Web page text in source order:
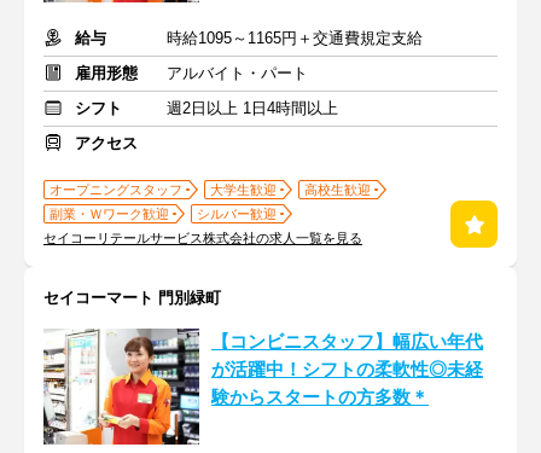
給与
時給1095～1165円＋交通費規定支給
雇用形態
アルバイト・パート
シフト
週2日以上 1日4時間以上
アクセス
オープニングスタッフ 大学生歓迎
高校生歓迎
副業・Ｗワーク歓迎
シルバー歓迎
セイコーリテールサービス株式会社の求人一覧を見る
セイコーマート 門別緑町
【コンビニスタッフ】幅広い年代
が活躍中！シフトの柔軟性◎未経
験からスタートの方多数＊